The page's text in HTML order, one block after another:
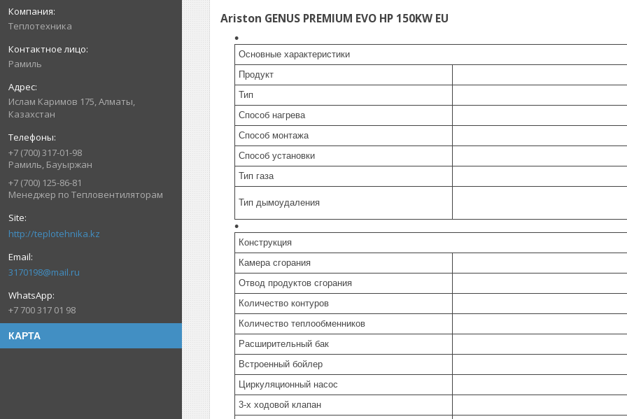
Теплотехника
Рамиль
Ислам Каримов 175, Алматы,
Казахстан
+7 (700) 317-01-98
Рамиль, Бауыржан
+7 (700) 125-86-81
Менеджер по Тепловентиляторам
http://teplotehnika.kz
3170198@mail.ru
+7 700 317 01 98
КАРТА
Ariston GENUS PREMIUM EVO HP 150KW EU
Основные характеристики
Продукт
Тип
Способ нагрева
Способ монтажа
Способ установки
Тип газа
Тип дымоудаления
Конструкция
Камера сгорания
Отвод продуктов сгорания
Количество контуров
Количество теплообменников
Расширительный бак
Встроенный бойлер
Циркуляционный насос
3-х ходовой клапан